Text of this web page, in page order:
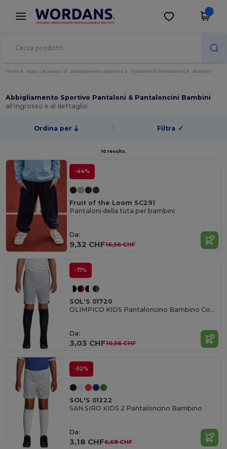
× App Wordans
Prezzi migliori sull'app!
Scarica app
Home Basic | Accessori Abbigliamento Sportivo Pantaloni & Pantaloncini Bambini
Abbigliamento Sportivo Pantaloni & Pantaloncini Bambini
all'ingrosso e al dettaglio
Ordina per Filtra ✓
10 results.
-44%
Fruit of the Loom SC291
Pantaloni della tuta per bambini
Da:
9,32 CHF16,56 CHF
-71%
SOL'S 01720
OLIMPICO KIDS Pantaloncino Bambino Con Inserti
Da:
3,03 CHF10,56 CHF
-52%
SOL'S 01222
SAN SIRO KIDS 2 Pantaloncino Bambino
Da:
3,18 CHF6,68 CHF